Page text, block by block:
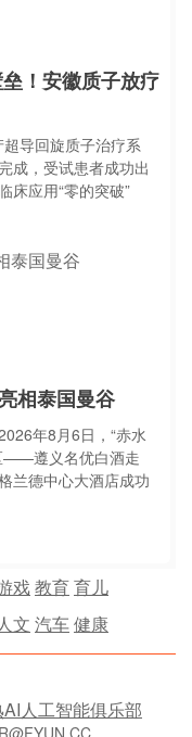
！安徽质子放疗
导回旋质子治疗系
成，受试患者成功出
床应用“零的突破”
相泰国曼谷
年8月6日，“赤水
——遵义名优白酒走
兰德中心大酒店成功
戏教育育儿
人文 汽车健康
人工智能俱乐部